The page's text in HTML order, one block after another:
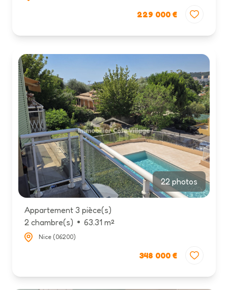
229 000 €
22 photos
Appartement 3 pièce(s)
2 chambre(s)
63.31 m²
Nice (06200)
348 000 €